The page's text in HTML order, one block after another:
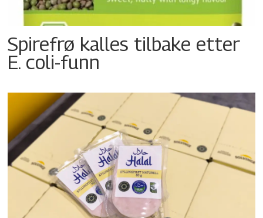
Spirefrø kalles tilbake etter
E. coli-funn